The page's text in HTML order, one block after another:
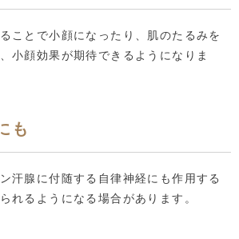
ことで小顔になったり、肌のたるみを
小顔効果が期待できるようになりま
も
汗腺に付随する自律神経にも作用する
れるようになる場合があります。